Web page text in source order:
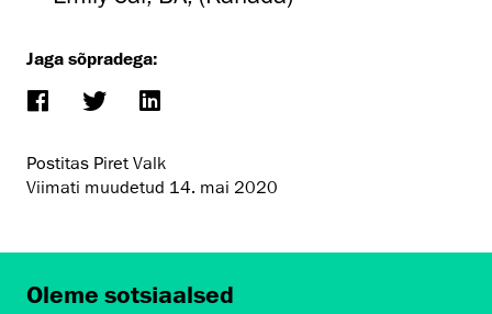
Jaga sõpradega:
Postitas Piret Valk
Viimati muudetud 14. mai 2020
Oleme sotsiaalsed